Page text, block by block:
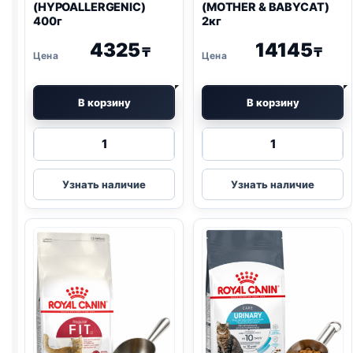
(HYPOALLERGENIC)
400г
4325₸
В корзину
Количество
Royal
Canin
Vet
( HYPOALLERGENIC
Узнать наличие
(MOTHER & BABYCAT)
2кг
14145₸
В корзину
Количество
Royal
Canin
сух.
(MOTHER
BABYCAT)
Узнать наличие